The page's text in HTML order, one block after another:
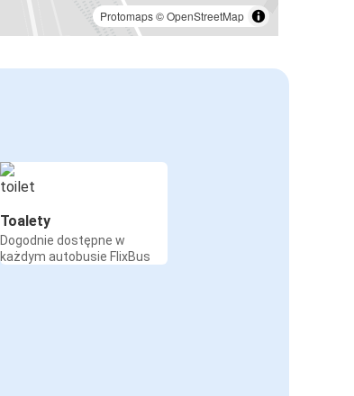
Protomaps©OpenStreetMap
Toalety
Dogodnie dostępne w
każdym autobusie FlixBus